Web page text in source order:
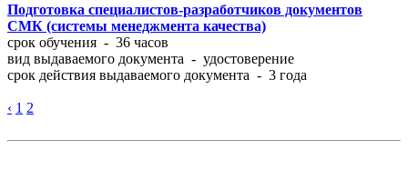
Подготовка специалистов-разработчиков документов
СМК (системы менеджмента качества)
​срок обучения - 36 часов
вид выдаваемого документа - удостоверение
срок действия выдаваемого документа - 3 года
‹ 1 2